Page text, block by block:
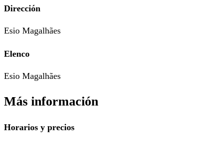
Dirección
Esio Magalhães
Elenco
Esio Magalhães
Más información
Horarios y precios